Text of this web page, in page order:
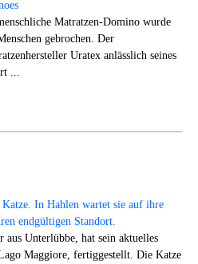
Matratzen-Domino wurde
gebrochen. Der
Uratex anlässlich seines
...
Unterlübbe, hat sein aktuelles
Maggiore, fertiggestellt. Die Katze